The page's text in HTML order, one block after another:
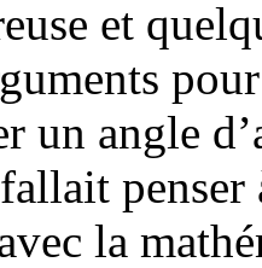
et
un angle
penser
la